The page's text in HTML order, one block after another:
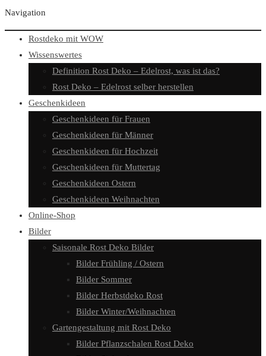
Navigation
Rostdeko mit WOW
Wissenswertes
Definition Rost Deko – Edelrost, was ist das?
Rost Deko – Edelrost selber herstellen
Geschenkideen
Geschenkideen für Frauen
Geschenkideen für Männer
Geschenkideen für Hochzeit
Geschenkideen für Muttertag
Geschenkideen Ostern
Geschenkideen Weihnachten
Online-Shop
Bilder
Saisonale Rost Deko Bilder
Bilder Frühling / Ostern
Bilder Sommer
Bilder Herbstdeko Rost
Bilder Winter/Weihnachten
Gartengestaltung mit Rost Deko
Bilder Pflanzschalen Rost Deko